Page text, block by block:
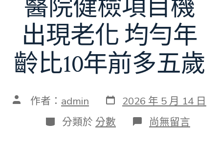
醫院健檢項目機
出現老化 均勻年
齡比10年前多五歲
文 作者： admin 發
表
日
期
2026 年 5 月 14 日
分
類
分類於 分數 在
〈全
尚無留言